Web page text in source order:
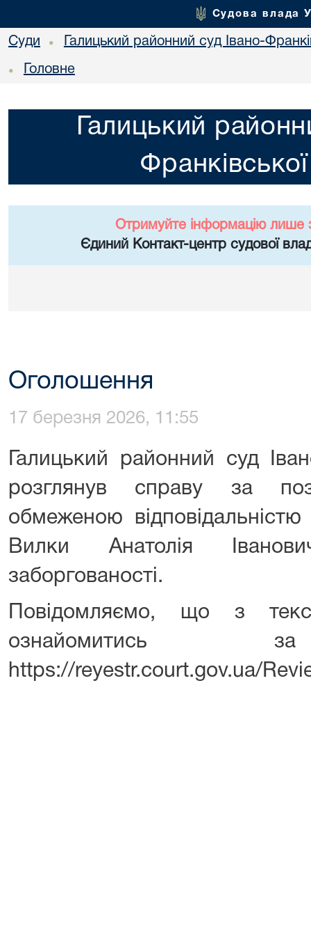
Судова влада
Суди • Галицький районний суд Івано-
• Головне
Галицький
Отримуйте інформацію лише
Єдиний Контакт-центр судової
Оголошення
17 березня 2026, 11:55
Галицький районний суд
розглянув справу за
обмеженою
Вилки Анатолія
заборгованості.
Повідомляємо, що з
ознайомитись
https://reyestr.court.gov.ua/